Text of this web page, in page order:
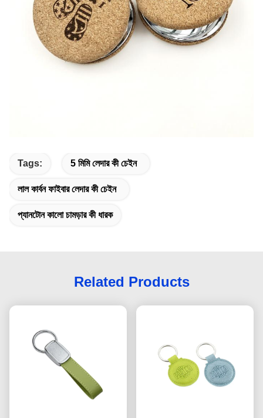
Tags: 5 মিমি লেদার কী চেইন
লাল কার্বন ফাইবার লেদার কী চেইন
প্যানটোন কালো চামড়ার কী ধারক
Related Products